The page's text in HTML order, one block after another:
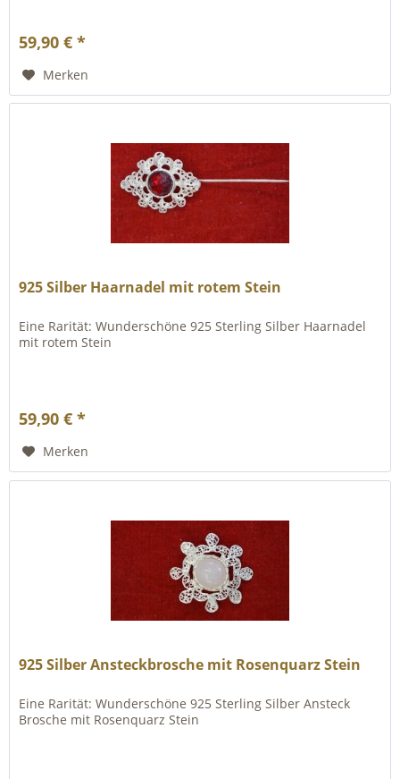
59,90 € *
Merken
925 Silber Haarnadel mit rotem Stein
Eine Rarität: Wunderschöne 925 Sterling Silber Haarnadel
mit rotem Stein
59,90 € *
Merken
925 Silber Ansteckbrosche mit Rosenquarz Stein
Eine Rarität: Wunderschöne 925 Sterling Silber Ansteck
Brosche mit Rosenquarz Stein